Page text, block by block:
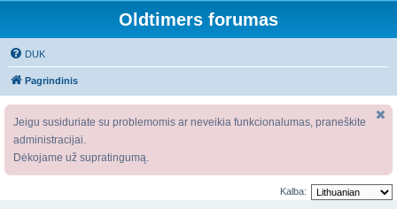
Oldtimers forumas
DUK
Pagrindinis
Jeigu susiduriate su problemomis ar neveikia funkcionalumas, praneškite
administracijai.
Dėkojame už supratingumą.
Kalba: